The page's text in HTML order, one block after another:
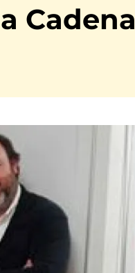
Cadena